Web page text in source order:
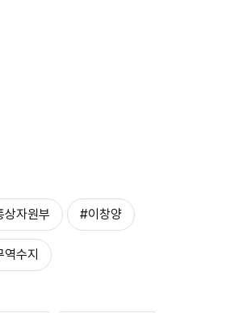
상자원부 #이창양
역수지